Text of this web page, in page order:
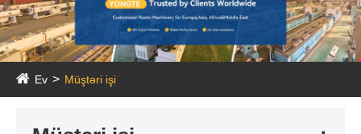
Ev Müştəri işi